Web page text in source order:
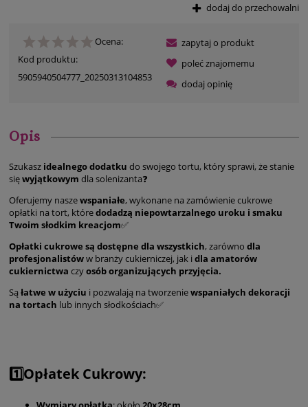
dodaj do przechowalni
Ocena:
Kod produktu:
5905940504777_20250313104853
zapytaj o produkt
poleć znajomemu
dodaj opinię
Opis
Szukasz idealnego dodatku do swojego tortu, który sprawi, że stanie
sięwyjątkowym dla solenizanta❓
Oferujemy naszewspaniałe, wykonane na zamówienie cukrowe
opłatki na tort, któredodadzą niepowtarzalnego uroku i smaku
Twoim słodkim kreacjom✅
Opłatki cukrowe są dostępne dla wszystkich, zarówno dla
profesjonalistóww branży cukierniczej, jak i dla amatorów
cukiernictwa czyosób organizujących przyjęcia.
Są łatwe w użyciu i pozwalają na tworzeniewspaniałych dekoracji
na tortach lub innych słodkościach✅
1️⃣Opłatek Cukrowy: